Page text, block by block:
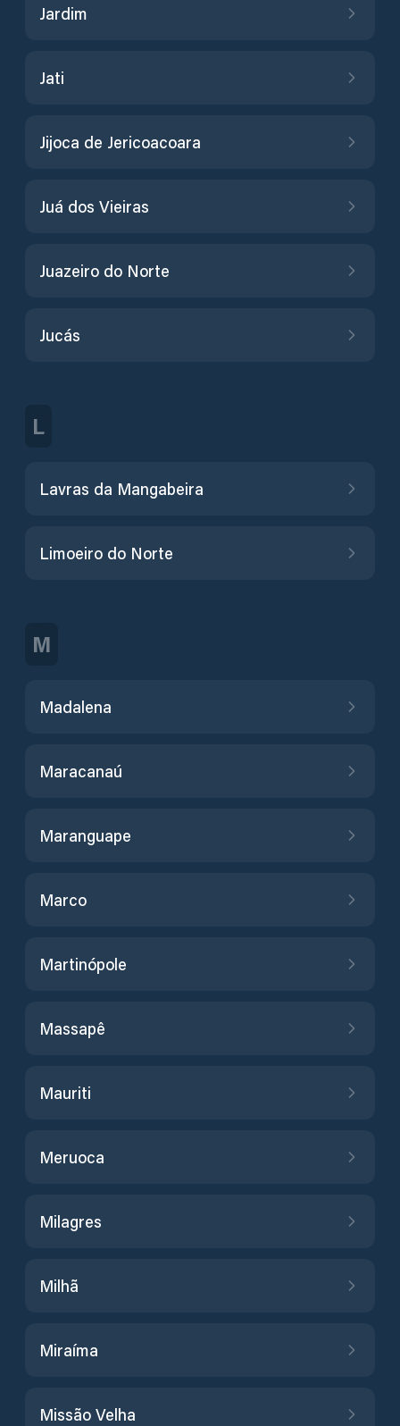
Jardim
Jati
Jijoca de Jericoacoara
Juá dos Vieiras
Juazeiro do Norte
Jucás
L
Lavras da Mangabeira
Limoeiro do Norte
M
Madalena
Maracanaú
Maranguape
Marco
Martinópole
Massapê
Mauriti
Meruoca
Milagres
Milhã
Miraíma
Missão Velha